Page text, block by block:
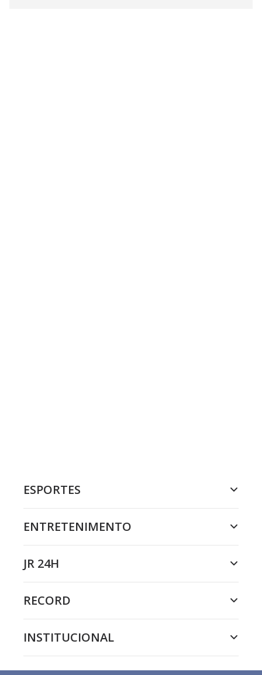
ESPORTES
ENTRETENIMENTO
JR 24H
RECORD
INSTITUCIONAL